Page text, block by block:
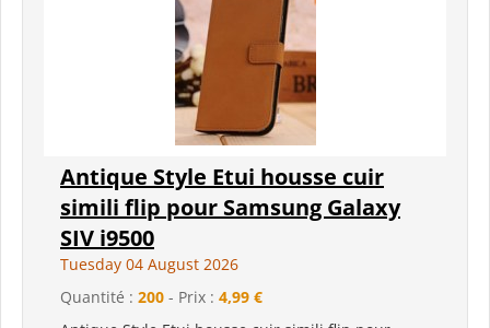
Antique Style Etui housse cuir
simili flip pour Samsung Galaxy
SIV i9500
Tuesday 04 August 2026
Quantité : 200 - Prix : 4,99 €